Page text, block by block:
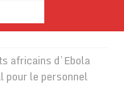
africains d’Ebola
pour le personnel